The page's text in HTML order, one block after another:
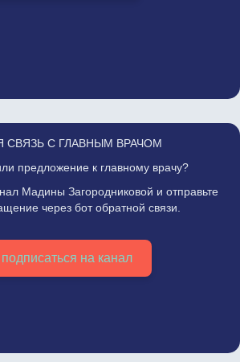
СВЯЗЬ С ГЛАВНЫМ ВРАЧОМ
предложение к главному врачу?
Мадины Загородниковой и отправьте
через бот обратной связи.
подписаться на канал